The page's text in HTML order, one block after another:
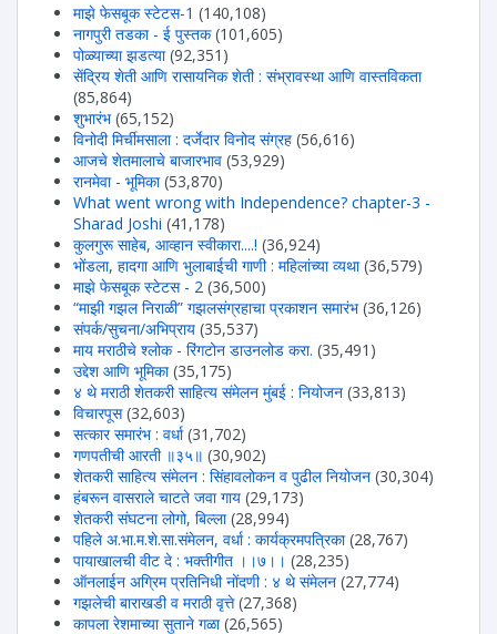
माझे फेसबूक स्टेटस-1 (140,108)
नागपुरी तडका - ई पुस्तक (101,605)
पोळ्याच्या झडत्या (92,351)
सेंद्रिय शेती आणि रासायनिक शेती : संभ्रावस्था आणि वास्तविकता
(85,864)
शुभारंभ (65,152)
विनोदी मिर्चीमसाला : दर्जेदार विनोद संग्रह (56,616)
आजचे शेतमालाचे बाजारभाव (53,929)
रानमेवा - भूमिका (53,870)
What went wrong with Independence? chapter-3 -
Sharad Joshi (41,178)
कुलगुरू साहेब, आव्हान स्वीकारा....! (36,924)
भोंडला, हादगा आणि भुलाबाईची गाणी : महिलांच्या व्यथा (36,579)
माझे फेसबूक स्टेटस - 2 (36,500)
“माझी गझल निराळी” गझलसंग्रहाचा प्रकाशन समारंभ (36,126)
संपर्क/सुचना/अभिप्राय (35,537)
माय मराठीचे श्लोक - रिंगटोन डाउनलोड करा. (35,491)
उद्देश आणि भूमिका (35,175)
४ थे मराठी शेतकरी साहित्य संमेलन मुंबई : नियोजन (33,813)
विचारपूस (32,603)
सत्कार समारंभ : वर्धा (31,702)
गणपतीची आरती ॥३५॥ (30,902)
शेतकरी साहित्य संमेलन : सिंहावलोकन व पुढील नियोजन (30,304)
हंबरून वासराले चाटते जवा गाय (29,173)
शेतकरी संघटना लोगो, बिल्ला (28,994)
पहिले अ.भा.म.शे.सा.संमेलन, वर्धा : कार्यक्रमपत्रिका (28,767)
पायाखालची वीट दे : भक्तीगीत ।।७।। (28,235)
ऑनलाईन अग्रिम प्रतिनिधी नोंदणी : ४ थे संमेलन (27,774)
गझलेची बाराखडी व मराठी वृत्ते (27,368)
कापला रेशमाच्या सुताने गळा (26,565)